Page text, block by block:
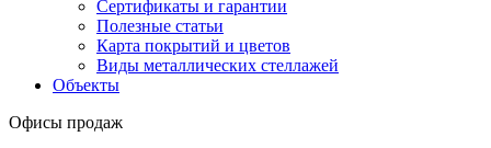
Сертификаты и гарантии
Полезные статьи
Карта покрытий и цветов
Виды металлических стеллажей
Объекты
Офисы продаж